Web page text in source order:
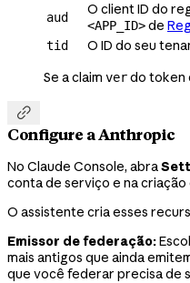
aud O client ID do
<APP_ID>de
tid O ID do seu
Se a claim verdo token

Configure a Anthropic
No Claude Console, abra
conta de serviço e na
O assistente cria esses
Emissor de federação:
mais antigos que ainda
que você federar precisa de